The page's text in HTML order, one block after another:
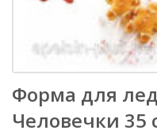
Форма для
Человечки 35